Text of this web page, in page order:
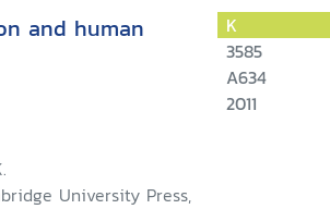
and human
University Press,
K
3585
A634
2011